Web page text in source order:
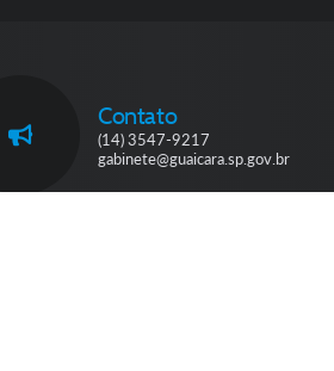
Contato
(14) 3547-9217
gabinete@guaicara.sp.gov.br